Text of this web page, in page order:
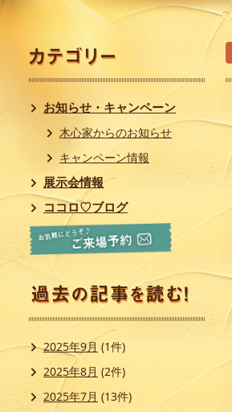
お知らせ・キャンペーン
木心家からのお知らせ
キャンペーン情報
展示会情報
ココロ♡ブログ
2025年9月 (1件)
2025年8月 (2件)
2025年7月 (13件)